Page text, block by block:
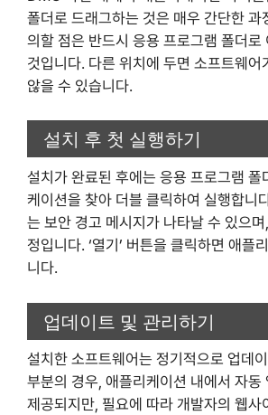
폴더로 드래그하는 것은 매우 간단한 과
의할 점은 반드시 응용 프로그램 폴더로
것입니다. 다른 위치에 두면 소프트웨어
않을 수 있습니다.
설치 후 첫 실행하기
설치가 완료된 후에는 응용 프로그램 폴
케이션을 찾아 더블 클릭하여 실행합니
는 보안 경고 메시지가 나타날 수 있으
정입니다. ‘열기’ 버튼을 클릭하면 애플
니다.
업데이트 및 관리하기
설치한 소프트웨어는 정기적으로 업데
부분의 경우, 애플리케이션 내에서 자동
제공되지만, 필요에 따라 개발자의 웹사